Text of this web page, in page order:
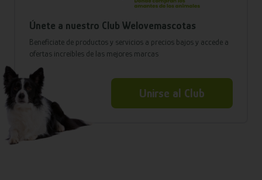
Únete a nuestro Club Welovemascotas
Benefíciate de productos y servicios a precios bajos y accede a
ofertas increíbles de las mejores marcas
Unirse al Club